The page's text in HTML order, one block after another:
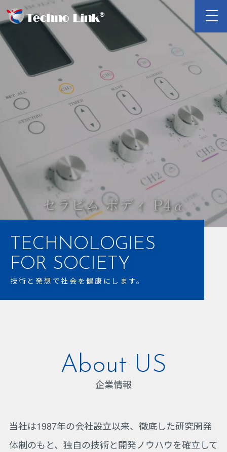
TECHNOLOGIES
FOR SOCIETY
技術と発想で社会を健康にします。
About US
企業情報
当社は1987年の会社設立以来、徹底した研究開発
体制のもと、独自の技術と開発ノウハウを確立して